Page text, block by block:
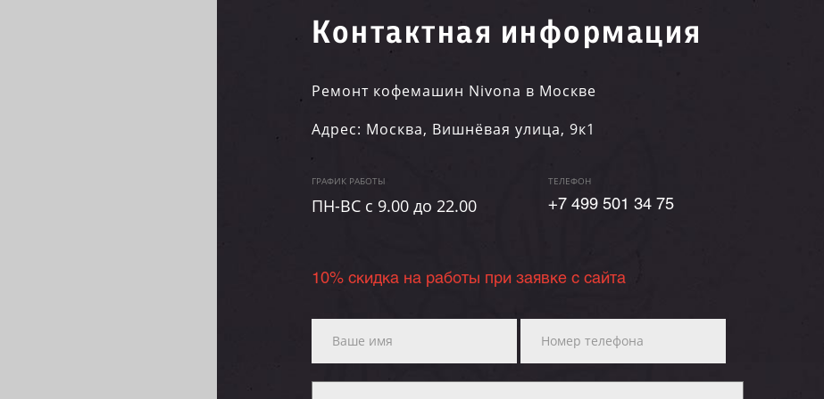
Контактная информация
Ремонт кофемашин Nivona в Москве
Адрес: Москва, Вишнёвая улица, 9к1
ГРАФИК РАБОТЫ
ПН-ВC c 9.00 до 22.00
ТЕЛЕФОН
+7 499 501 34 75
10% скидка на работы при заявке с сайта